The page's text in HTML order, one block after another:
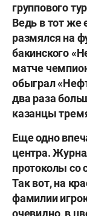
группового
Ведь в тот же
размялся на
бакинского
матче
обыграл
два раза
казанцы
Еще одно
центра.
протоколы со
Так вот, на
фамилии
очевидно, в